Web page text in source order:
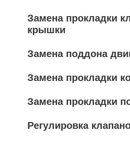
Замена прокладки
крышки
Замена поддона
Замена прокладки
Замена прокладки
Регулировка